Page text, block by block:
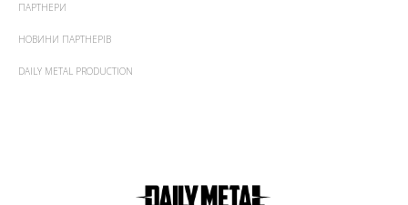
ПАРТНЕРИ
НОВИНИ ПАРТНЕРІВ
DAILY METAL PRODUCTION